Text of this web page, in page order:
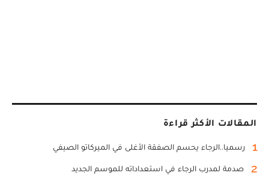
المقالات الأكثر قراءة
1 رسميا..الرجاء يحسم الصفقة الأغلى في الميركاتو الصيفي
2 صدمة لمدرب الرجاء في استعداداته للموسم الجديد